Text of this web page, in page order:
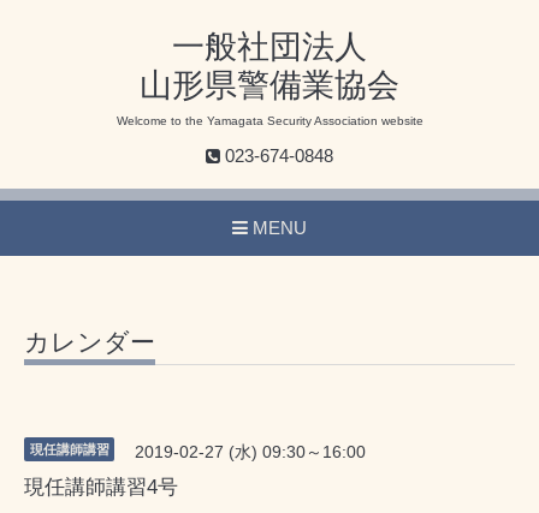
一般社団法人
山形県警備業協会
Welcome to the Yamagata Security Association website
023-674-0848
MENU
カレンダー
現任講師講習 2019-02-27 (水) 09:30～16:00
現任講師講習4号